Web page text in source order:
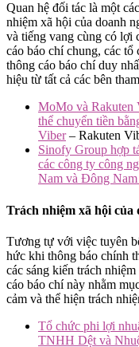
Quan hệ đối tác là một
nhiệm xã hội của doanh
và tiếng vang cùng có lợi
cáo báo chí chung, các tổ
thông cáo báo chí duy
hiệu từ tất cả các bên
MoMo và Rakuten
thể chuyển tiền
Viber– Rakuten
Sinofy Group hợp
các công ty công
Nam và Đông
Trách nhiệm xã hội của
Tương tự với việc tuyên
hức khi thông báo chính
các sáng kiến trách
cáo báo chí này nhằm
cảm và thể hiện trách
Tổ chức phi lợi
TNHH Dệt và